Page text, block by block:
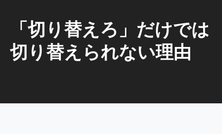
「切り替えろ」だけでは
切り替えられない理由